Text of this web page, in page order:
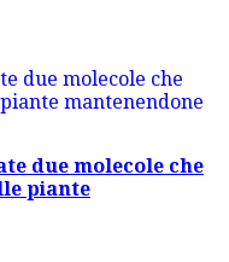
due molecole che
piante